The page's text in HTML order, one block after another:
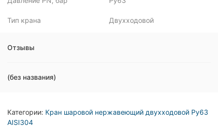
Тип крана Двухходовой
Отзывы
(без названия)
Категории: Кран шаровой нержавеющий двухходовой Ру63
AISI304